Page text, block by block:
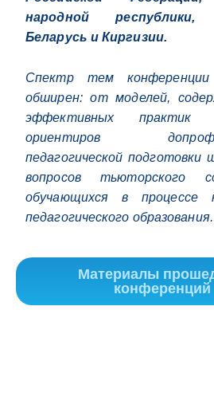
народной республики,
Беларусь и Киргизии.
Спектр тем конференции
обширен: от моделей,
эффективных практик
ориентиров
педагогической подготовки
вопросов тьюторского
обучающихся в процессе
педагогического образования.
Материалы
конференций